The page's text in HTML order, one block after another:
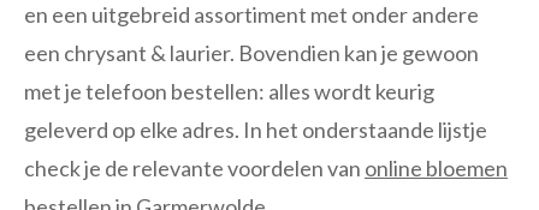
en een uitgebreid assortiment met onder andere
een chrysant & laurier. Bovendien kan je gewoon
met je telefoon bestellen: alles wordt keurig
geleverd op elke adres. In het onderstaande lijstje
check je de relevante voordelen van online bloemen